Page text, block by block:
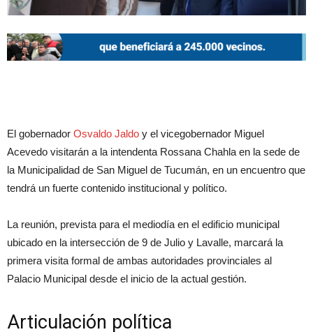
El gobernador Osvaldo Jaldo y el vicegobernador Miguel
Acevedo visitarán a la intendenta Rossana Chahla en la sede de
la Municipalidad de San Miguel de Tucumán, en un encuentro que
tendrá un fuerte contenido institucional y político.
La reunión, prevista para el mediodía en el edificio municipal
ubicado en la intersección de 9 de Julio y Lavalle, marcará la
primera visita formal de ambas autoridades provinciales al
Palacio Municipal desde el inicio de la actual gestión.
Articulación política